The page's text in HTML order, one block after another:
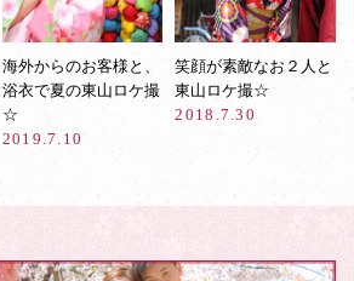
海外からのお客様と、
浴衣で夏の東山ロケ撮
☆
2019.7.10
笑顔が素敵なお２人と
東山ロケ撮☆
2018.7.30